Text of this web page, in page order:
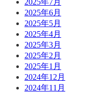
2025年7月
2025年6月
2025年5月
2025年4月
2025年3月
2025年2月
2025年1月
2024年12月
2024年11月